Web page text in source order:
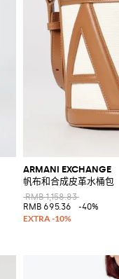
ARMANI EXCHANGE
帆布和合成皮革水桶包
RMB 1,158.83
RMB 695.36
-40%